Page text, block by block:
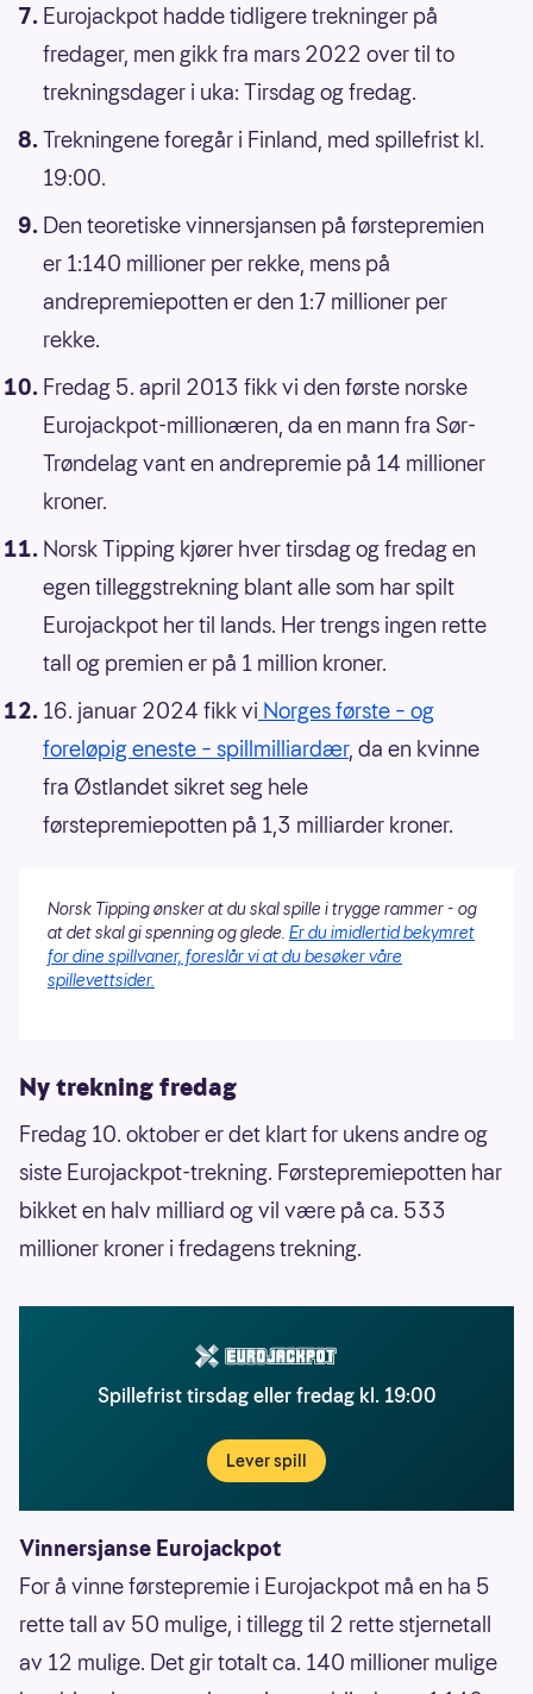
Eurojackpot hadde tidligere trekninger på
fredager, men gikk fra mars 2022 over til to
trekningsdager i uka: Tirsdag og fredag.
Trekningene foregår i Finland, med spillefrist kl.
19:00.
Den teoretiske vinnersjansen på førstepremien
er 1:140 millioner per rekke, mens på
andrepremiepotten er den 1:7 millioner per
rekke.
Fredag 5. april 2013 fikk vi den første norske
Eurojackpot-millionæren, da en mann fra Sør-
Trøndelag vant en andrepremie på 14 millioner
kroner.
Norsk Tipping kjører hver tirsdag og fredag en
egen tilleggstrekning blant alle som har spilt
Eurojackpot her til lands. Her trengs ingen rette
tall og premien er på 1 million kroner.
16. januar 2024 fikk vi Norges første – og
foreløpig eneste – spillmilliardær, da en kvinne
fra Østlandet sikret seg hele
førstepremiepotten på 1,3 milliarder kroner.
Norsk Tipping ønsker at du skal spille i trygge rammer - og
at det skal gi spenning og glede. Er du imidlertid bekymret
for dine spillvaner, foreslår vi at du besøker våre
spillevettsider.
Ny trekning fredag
Fredag 10. oktober er det klart for ukens andre og
siste Eurojackpot-trekning. Førstepremiepotten har
bikket en halv milliard og vil være på ca. 533
millioner kroner i fredagens trekning.
Spillefrist tirsdag eller fredag kl. 19:00
Lever spill
Vinnersjanse Eurojackpot
For å vinne førstepremie i Eurojackpot må en ha 5
rette tall av 50 mulige, i tillegg til 2 rette stjernetall
av 12 mulige. Det gir totalt ca. 140 millioner mulige